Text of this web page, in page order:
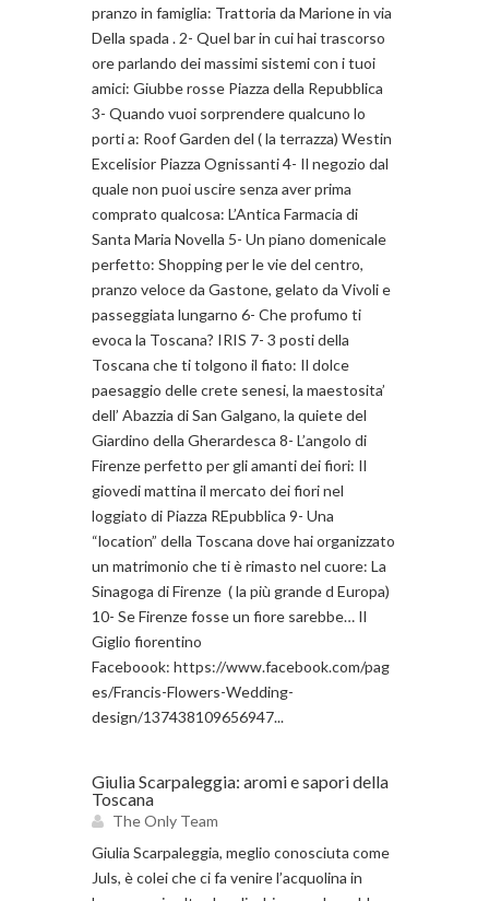
pranzo in famiglia: Trattoria da Marione in via
Della spada . 2- Quel bar in cui hai trascorso
ore parlando dei massimi sistemi con i tuoi
amici: Giubbe rosse Piazza della Repubblica
3- Quando vuoi sorprendere qualcuno lo
porti a: Roof Garden del ( la terrazza) Westin
Excelisior Piazza Ognissanti 4- Il negozio dal
quale non puoi uscire senza aver prima
comprato qualcosa: L’Antica Farmacia di
Santa Maria Novella 5- Un piano domenicale
perfetto: Shopping per le vie del centro,
pranzo veloce da Gastone, gelato da Vivoli e
passeggiata lungarno 6- Che profumo ti
evoca la Toscana? IRIS 7- 3 posti della
Toscana che ti tolgono il fiato: Il dolce
paesaggio delle crete senesi, la maestosita’
dell’ Abazzia di San Galgano, la quiete del
Giardino della Gherardesca 8- L’angolo di
Firenze perfetto per gli amanti dei fiori: Il
giovedi mattina il mercato dei fiori nel
loggiato di Piazza REpubblica 9- Una
“location” della Toscana dove hai organizzato
un matrimonio che ti è rimasto nel cuore: La
Sinagoga di Firenze ( la più grande d Europa)
10- Se Firenze fosse un fiore sarebbe… Il
Giglio fiorentino
Faceboook: https://www.facebook.com/pag
es/Francis-Flowers-Wedding-
design/137438109656947...
Giulia Scarpaleggia: aromi e sapori della
Toscana
The Only Team
Giulia Scarpaleggia, meglio conosciuta come
Juls, è colei che ci fa venire l’acquolina in